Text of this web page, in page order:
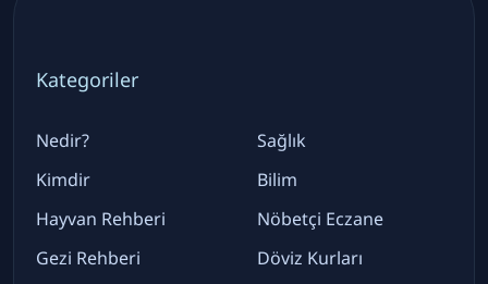
Kategoriler
Nedir?
Kimdir
Hayvan Rehberi
Gezi Rehberi
Sağlık
Bilim
Nöbetçi Eczane
Döviz Kurları